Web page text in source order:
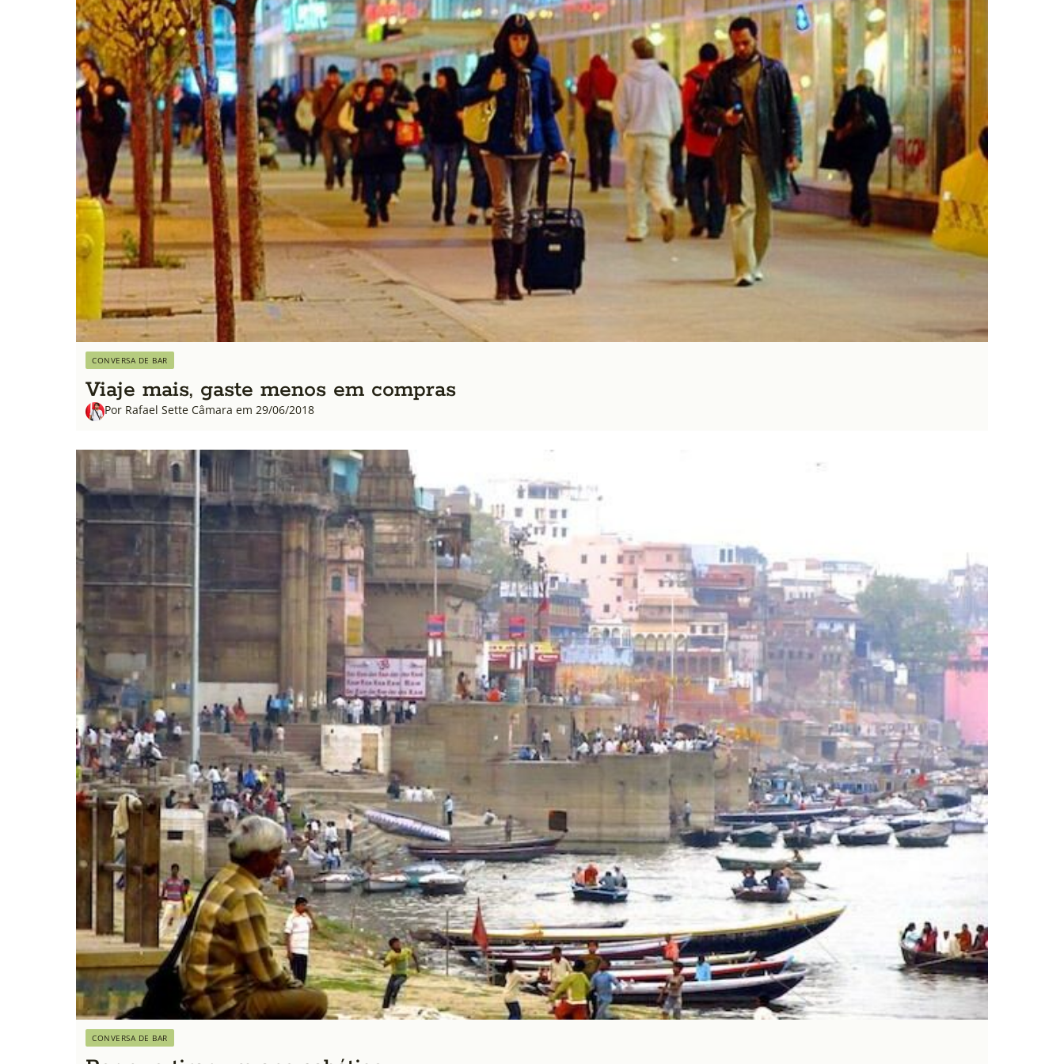
CONVERSA DE BAR
Viaje mais, gaste menos em compras
Por Rafael Sette Câmara em 29/06/2018
CONVERSA DE BAR